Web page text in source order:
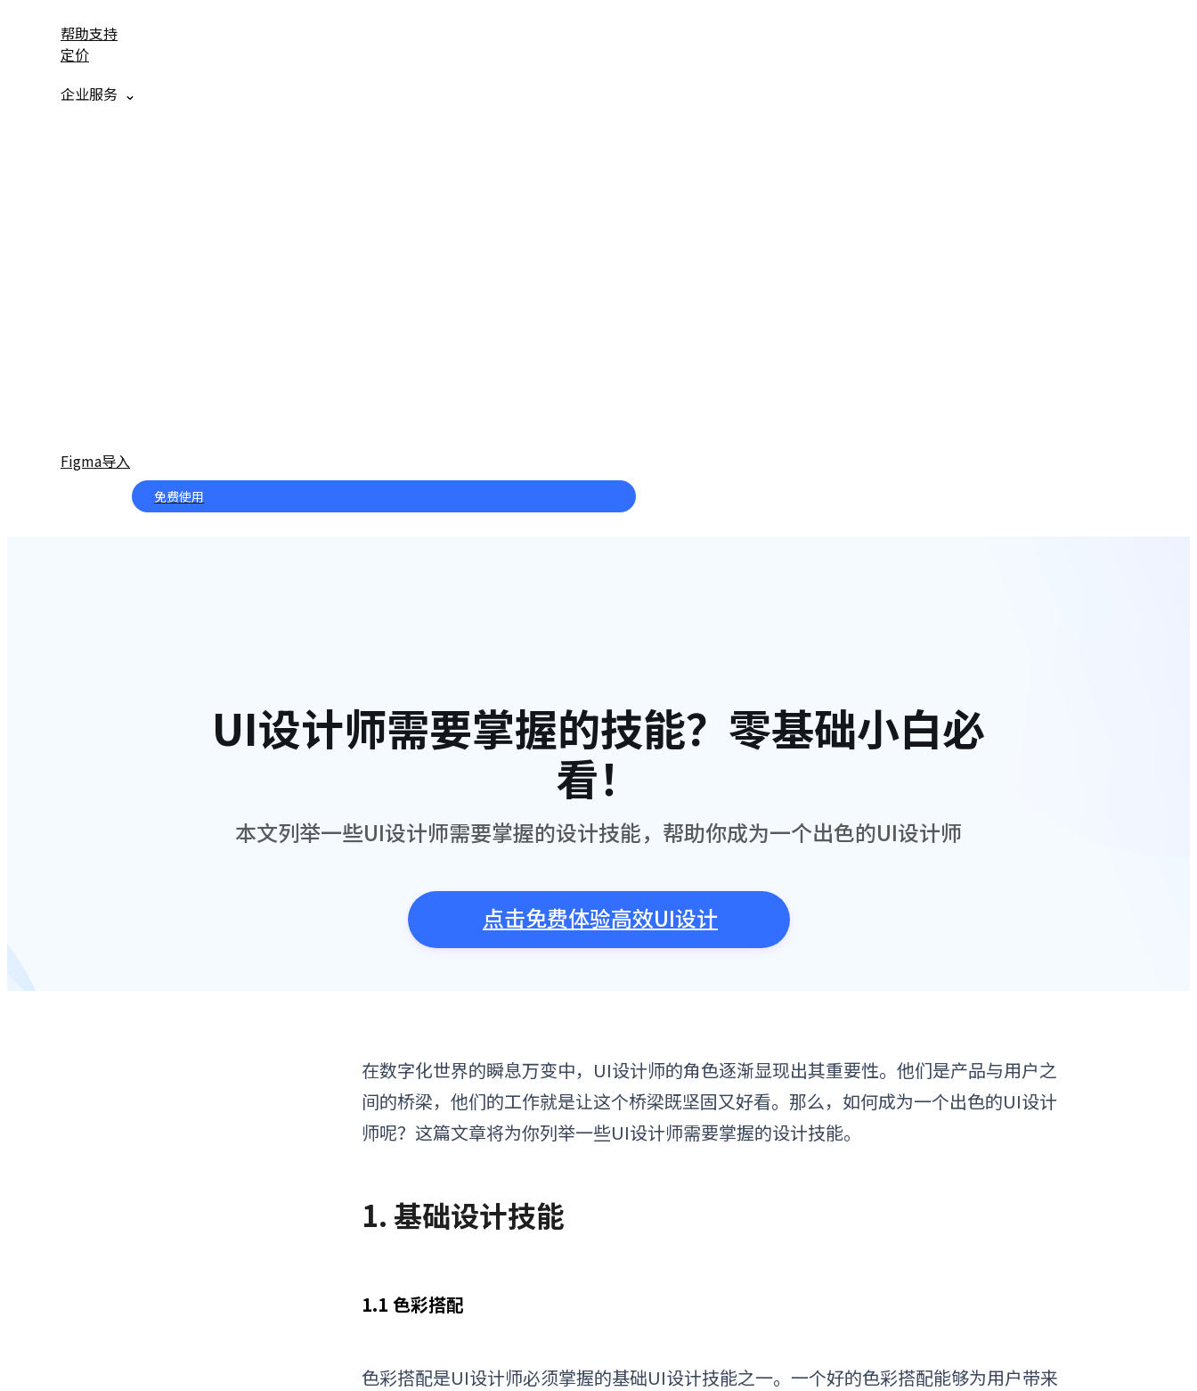
帮助支持
定价
企业服务
Figma导入
免费使用
UI设计师需要掌握的技能？零基础小白必
看！
本文列举一些UI设计师需要掌握的设计技能，帮助你成为一个出色的UI设计师
点击免费体验高效UI设计
在数字化世界的瞬息万变中，UI设计师的角色逐渐显现出其重要性。他们是产品与用户之
间的桥梁，他们的工作就是让这个桥梁既坚固又好看。那么，如何成为一个出色的UI设计
师呢？这篇文章将为你列举一些UI设计师需要掌握的设计技能。
1. 基础设计技能
1.1 色彩搭配
色彩搭配是UI设计师必须掌握的基础UI设计技能之一。一个好的色彩搭配能够为用户带来